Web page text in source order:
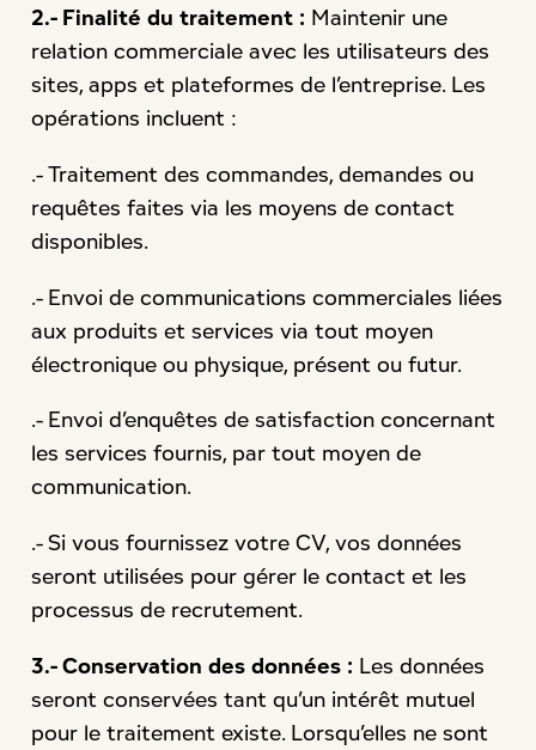
2.- Finalité du traitement : Maintenir une
relation commerciale avec les utilisateurs des
sites, apps et plateformes de l’entreprise. Les
opérations incluent :
.- Traitement des commandes, demandes ou
requêtes faites via les moyens de contact
disponibles.
.- Envoi de communications commerciales liées
aux produits et services via tout moyen
électronique ou physique, présent ou futur.
.- Envoi d’enquêtes de satisfaction concernant
les services fournis, par tout moyen de
communication.
.- Si vous fournissez votre CV, vos données
seront utilisées pour gérer le contact et les
processus de recrutement.
3.- Conservation des données : Les données
seront conservées tant qu’un intérêt mutuel
pour le traitement existe. Lorsqu’elles ne sont